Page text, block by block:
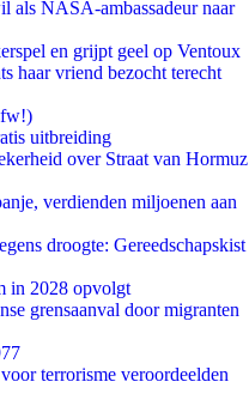
als NASA-ambassadeur naar
en grijpt geel op Ventoux
haar vriend bezocht terecht
uitbreiding
over Straat van Hormuz
verdienden miljoenen aan
droogte: Gereedschapskist
in 2028 opvolgt
grensaanval door migranten
terrorisme veroordeelden